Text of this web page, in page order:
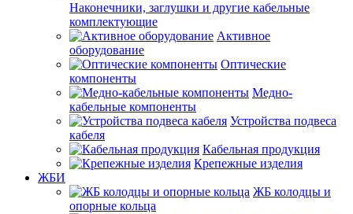
Наконечники, заглушки и другие кабельные
комплектующие
Активное
оборудование
Оптические
компоненты
Медно-
кабельные компоненты
Устройства подвеса
кабеля
Кабельная продукция
Крепежные изделия
ЖБИ
ЖБ колодцы и
опорные кольца